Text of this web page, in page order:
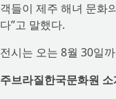
객들이 제주 해녀 문화
다”고 말했다.
전시는 오는 8월 30일
주브라질한국문화원 소